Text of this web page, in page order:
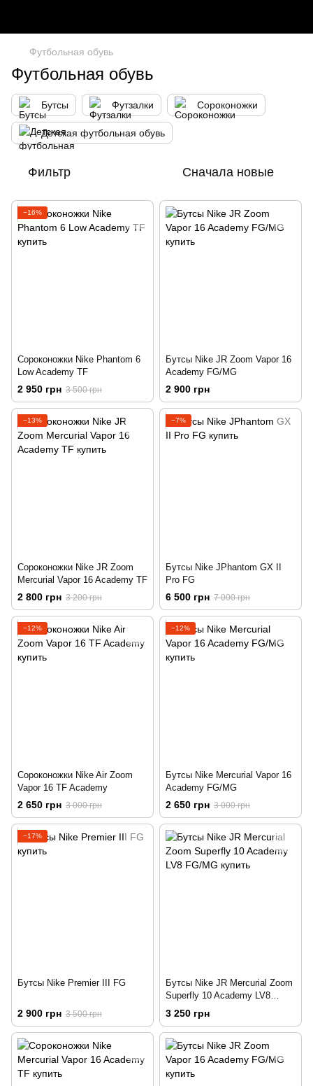
Футбольная обувь
Футбольная обувь
Бутсы Футзалки Сороконожки
Детская футбольная обувь
Фильтр Сначала новые
−16%
Сороконожки Nike Phantom 6
Low Academy TF
2 950 грн 3 500 грн
Бутсы Nike JR Zoom Vapor 16
Academy FG/MG
2 900 грн
−13%
Сороконожки Nike JR Zoom
Mercurial Vapor 16 Academy TF
2 800 грн 3 200 грн
−7%
Бутсы Nike JPhantom GX II
Pro FG
6 500 грн 7 000 грн
−12%
Сороконожки Nike Air Zoom
Vapor 16 TF Academy
2 650 грн 3 000 грн
−12%
Бутсы Nike Mercurial Vapor 16
Academy FG/MG
2 650 грн 3 000 грн
−17%
Бутсы Nike Premier III FG
2 900 грн 3 500 грн
Бутсы Nike JR Mercurial Zoom
Superfly 10 Academy LV8
FG/MG
3 250 грн